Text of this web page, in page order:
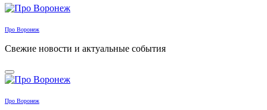
Про Воронеж
Свежие новости и актуальные события
Про Воронеж